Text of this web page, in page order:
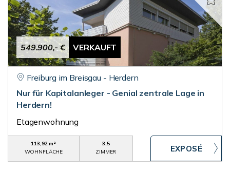
549.900,- € VERKAUFT
Freiburg im Breisgau - Herdern
Nur für Kapitalanleger - Genial zentrale Lage in
Herdern!
Etagenwohnung
113,92 m²
WOHNFLÄCHE
3,5
ZIMMER